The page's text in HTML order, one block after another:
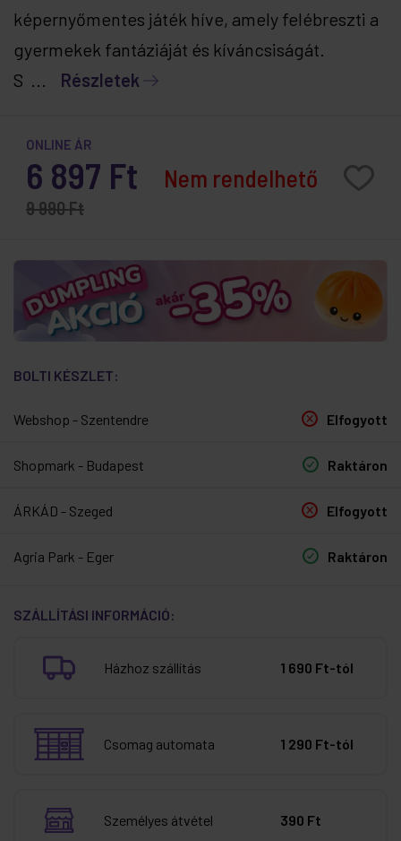
képernyőmentes játék híve, amely felébreszti a
gyermekek fantáziáját és kíváncsiságát.
S ... Részletek
ONLINE ÁR
6 897 Ft
9 990 Ft
Nem rendelhető
BOLTI KÉSZLET:
Webshop - Szentendre Elfogyott
Shopmark - Budapest Raktáron
ÁRKÁD - Szeged Elfogyott
Agria Park - Eger Raktáron
SZÁLLÍTÁSI INFORMÁCIÓ:
Házhoz szállítás 1 690 Ft-tól
Csomag automata 1 290 Ft-tól
Személyes átvétel 390 Ft